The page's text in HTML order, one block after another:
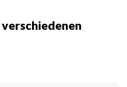
verschiedenen